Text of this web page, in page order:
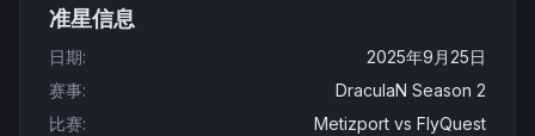
准星信息
日期:
2025年9月25日
赛事:
DraculaN Season 2
比赛: Metizport vs FlyQuest